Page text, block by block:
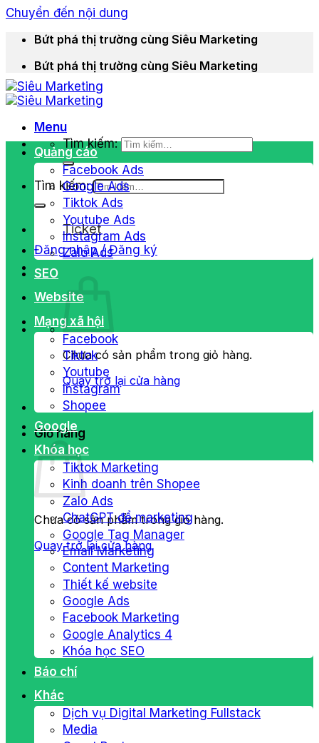
Chuyển đến nội dung
Bứt phá thị trường cùng Siêu Marketing
Bứt phá thị trường cùng Siêu Marketing
Menu
Tìm kiếm:
Tìm kiếm:
Ticket
Đăng nhập / Đăng ký
Chưa có sản phẩm trong giỏ hàng.
Quay trở lại cửa hàng
Giỏ hàng
Chưa có sản phẩm trong giỏ hàng.
Quay trở lại cửa hàng
Quảng cáo
Facebook Ads
Google Ads
Tiktok Ads
Youtube Ads
Instagram Ads
Zalo Ads
SEO
Website
Mạng xã hội
Facebook
Tiktok
Youtube
Instagram
Shopee
Google
Khóa học
Tiktok Marketing
Kinh doanh trên Shopee
Zalo Ads
ChatGPT để marketing
Google Tag Manager
Email Marketing
Content Marketing
Thiết kế website
Google Ads
Facebook Marketing
Google Analytics 4
Khóa học SEO
Báo chí
Khác
Dịch vụ Digital Marketing Fullstack
Media